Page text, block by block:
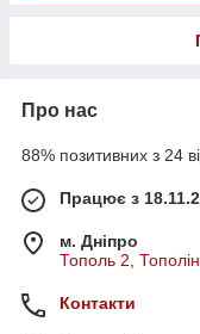
Про нас
88% позитивних з 24
Працює з
м. Дніпро
Тополь 2,
Контакти